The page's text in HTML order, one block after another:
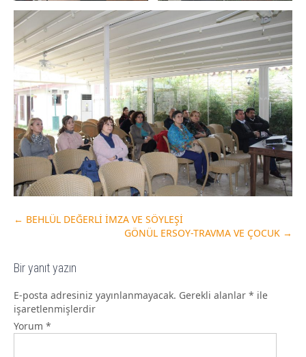
← BEHLÜL DEĞERLİ İMZA VE SÖYLEŞİ
GÖNÜL ERSOY-TRAVMA VE ÇOCUK →
Bir yanıt yazın
E-posta adresiniz yayınlanmayacak. Gerekli alanlar * ile
işaretlenmişlerdir
Yorum *